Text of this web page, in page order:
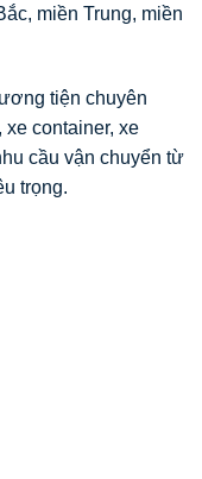
miền Trung, miền
tiện chuyên
container, xe
cầu vận chuyển từ
trọng.